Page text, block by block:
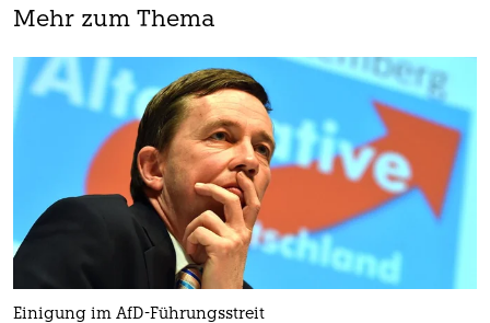
Mehr zum Thema
Einigung im AfD-Führungsstreit